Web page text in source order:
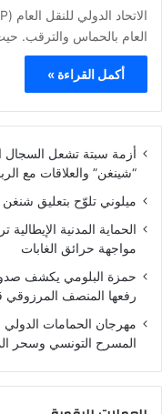
العام بالحماس والترقب.
أكمل القراءة »
أزمة سبتة تشعل السجال
“شينغن” والعلاقات مع
ميلوني تلوّح بتعليق
الحماية المدنية
مواجهة حرائق الغابات
حمزة البلومي يكشف
رفعها المنصف المرزوقي قبل 12
المسرح التونسي وسحر